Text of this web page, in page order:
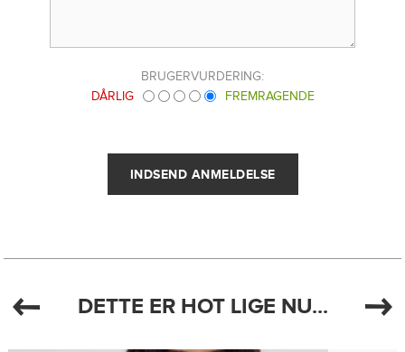
BRUGERVURDERING:
DÅRLIG
FREMRAGENDE
DETTE ER HOT LIGE NU...